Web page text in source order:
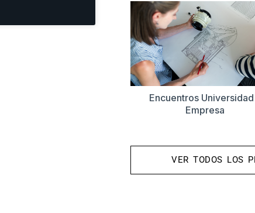
Encuentros Universidad
Empresa
VER TODOS LOS